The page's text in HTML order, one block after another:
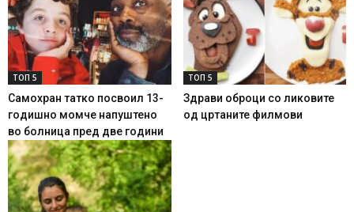
ТОП 5
Самохран татко посвоил 13-
годишно момче напуштено
во болница пред две години
ТОП 5
Здрави оброци со ликовите
од цртаните филмови